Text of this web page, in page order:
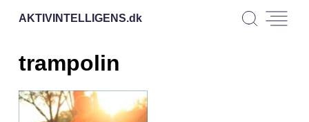
AKTIVINTELLIGENS.dk
trampolin